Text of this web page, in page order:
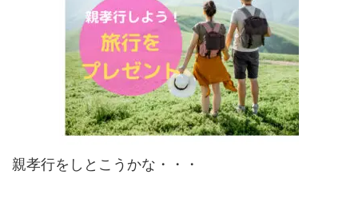
親孝行をしとこうかな・・・